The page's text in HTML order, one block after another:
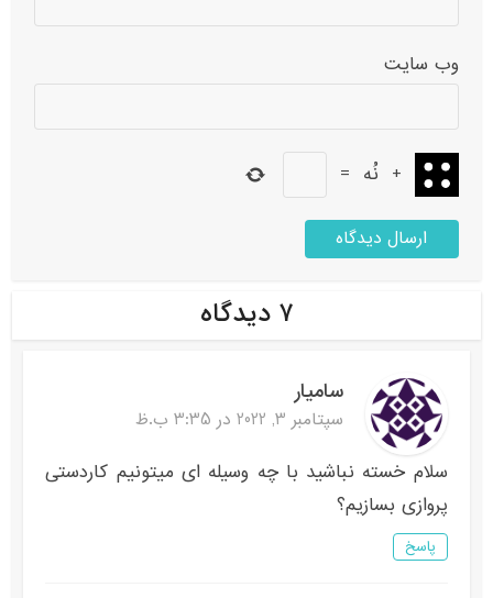
وب‌ سایت
+ نُه =
۷ دیدگاه
سامیار
سپتامبر 3, 2022 در 3:35 ب.ظ
سلام خسته نباشید با چه وسیله ای میتونیم کاردستی
پروازی بسازیم؟
پاسخ